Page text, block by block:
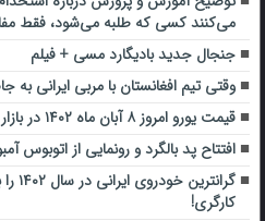
می‌کنند کسی که طلبه می‌شود، فقط
جنجال جدید بادیگارد مسی + فیلم
وقتی تیم افغانستان با مربی ایرانی به
قیمت یورو امروز ۸ آبان ماه ۱۴۰۲ در بازار
افتتاح پد بالگرد و رونمایی از اتوبوس‌
کارگری!